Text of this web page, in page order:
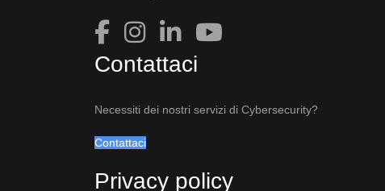
Contattaci
Necessiti dei nostri servizi di Cybersecurity?
Contattaci
Privacy policy